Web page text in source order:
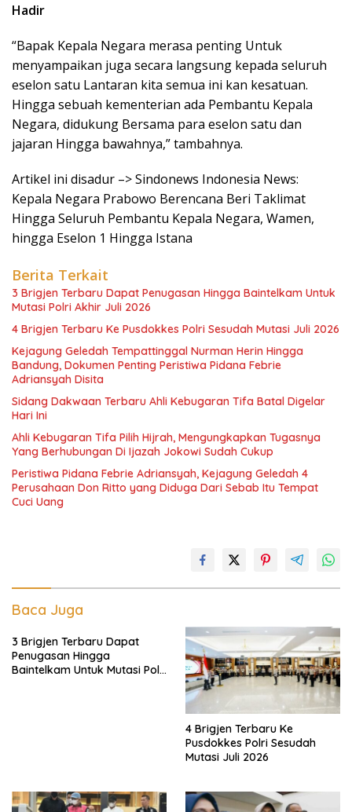
Hadir
“Bapak Kepala Negara merasa penting Untuk
menyampaikan juga secara langsung kepada seluruh
eselon satu Lantaran kita semua ini kan kesatuan.
Hingga sebuah kementerian ada Pembantu Kepala
Negara, didukung Bersama para eselon satu dan
jajaran Hingga bawahnya,” tambahnya.
Artikel ini disadur –> Sindonews Indonesia News:
Kepala Negara Prabowo Berencana Beri Taklimat
Hingga Seluruh Pembantu Kepala Negara, Wamen,
hingga Eselon 1 Hingga Istana
Berita Terkait
3 Brigjen Terbaru Dapat Penugasan Hingga Baintelkam Untuk
Mutasi Polri Akhir Juli 2026
4 Brigjen Terbaru Ke Pusdokkes Polri Sesudah Mutasi Juli 2026
Kejagung Geledah Tempattinggal Nurman Herin Hingga
Bandung, Dokumen Penting Peristiwa Pidana Febrie
Adriansyah Disita
Sidang Dakwaan Terbaru Ahli Kebugaran Tifa Batal Digelar
Hari Ini
Ahli Kebugaran Tifa Pilih Hijrah, Mengungkapkan Tugasnya
Yang Berhubungan Di Ijazah Jokowi Sudah Cukup
Peristiwa Pidana Febrie Adriansyah, Kejagung Geledah 4
Perusahaan Don Ritto yang Diduga Dari Sebab Itu Tempat
Cuci Uang
Baca Juga
3 Brigjen Terbaru Dapat
Penugasan Hingga
Baintelkam Untuk Mutasi Polri
4 Brigjen Terbaru Ke
Pusdokkes Polri Sesudah
Mutasi Juli 2026